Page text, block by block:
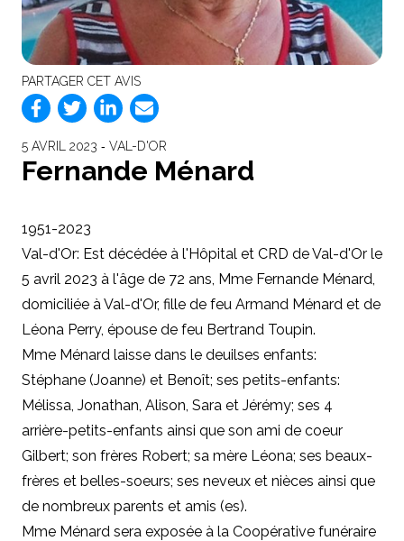
PARTAGER CET AVIS
5 AVRIL 2023 ‐ VAL-D'OR
Fernande Ménard
1951-2023
Val-d'Or: Est décédée à l'Hôpital et CRD de Val-d'Or le
5 avril 2023 à l'âge de 72 ans, Mme Fernande Ménard,
domiciliée à Val-d'Or, fille de feu Armand Ménard et de
Léona Perry, épouse de feu Bertrand Toupin.
Mme Ménard laisse dans le deuilses enfants:
Stéphane (Joanne) et Benoît; ses petits-enfants:
Mélissa, Jonathan, Alison, Sara et Jérémy; ses 4
arrière-petits-enfants ainsi que son ami de coeur
Gilbert; son frères Robert; sa mère Léona; ses beaux-
frères et belles-soeurs; ses neveux et nièces ainsi que
de nombreux parents et amis (es).
Mme Ménard sera exposée à la Coopérative funéraire